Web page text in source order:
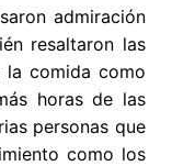
admiración
resaltaron las
comida como
horas de las
personas que
como los